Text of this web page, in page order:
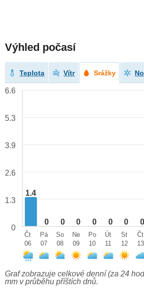
Výhled počasí
Teplota Vítr Srážky
1.4
0 0 0 0 0 0 0
6.6
5.3
3.9
2.6
1.3
0
Čt
06
Pá
07
So
08
Ne
09
Po
10
Út
11
St
12
Čt
13
Graf zobrazuje celkové denní (za 24
mm v průběhu příštích dnů.